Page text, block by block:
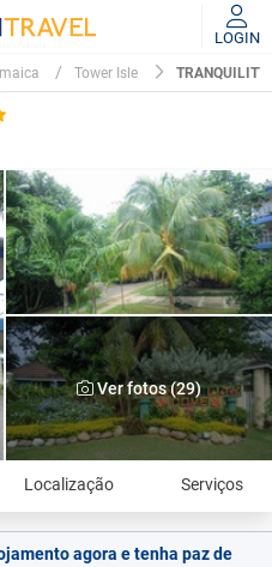
LOGIN
Tower Isle TRANQUILITY
Ver fotos (29)
Localização Serviços
agora e tenha paz de